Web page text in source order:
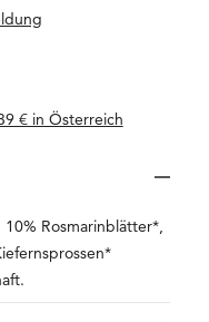
€ in Österreich
Rosmarinblätter*,